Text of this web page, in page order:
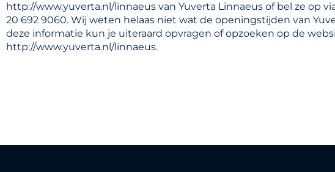
http://www.yuverta.nl/linnaeus van Yuverta Linnaeus of bel ze op
20 692 9060. Wij weten helaas niet wat de openingstijden van
deze informatie kun je uiteraard opvragen of opzoeken op de
http://www.yuverta.nl/linnaeus.